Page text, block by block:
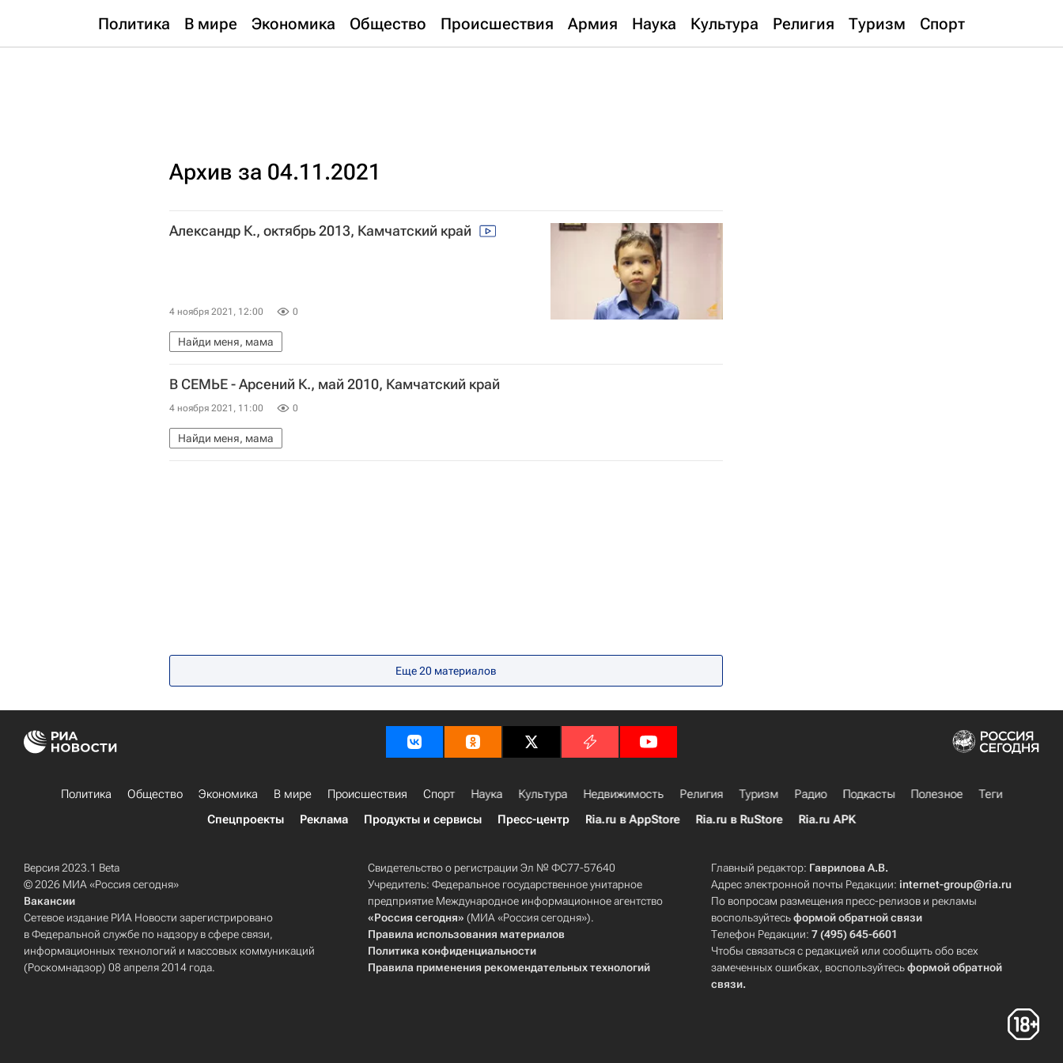
Политика В мире Экономика Общество Происшествия Армия Наука Культура Религия Туризм Спорт
Архив за 04.11.2021
Александр К., октябрь 2013, Камчатский край
4 ноября 2021, 12:00 0
Найди меня, мама
В СЕМЬЕ - Арсений К., май 2010, Камчатский край
4 ноября 2021, 11:00 0
Найди меня, мама
Еще 20 материалов
Политика Общество Экономика В мире Происшествия Спорт Наука Культура Недвижимость Религия Туризм Радио Подкасты Полезное
Теги
Спецпроекты
Реклама Продукты и сервисы Пресс-центр Ria.ru в AppStore Ria.ru в RuStore Ria.ru APK
Версия 2023.1 Beta
© 2026 МИА «Россия сегодня»
Вакансии
Сетевое издание РИА Новости зарегистрировано
в Федеральной службе по надзору в сфере связи,
информационных технологий и массовых коммуникаций
(Роскомнадзор) 08 апреля 2014 года.
Свидетельство о регистрации Эл № ФС77-57640
Учредитель: Федеральное государственное унитарное
предприятие Международное информационное агентство
«Россия сегодня» (МИА «Россия сегодня»).
Правила использования материалов
Политика конфиденциальности
Правила применения рекомендательных технологий
Главный редактор: Гаврилова А.В.
Адрес электронной почты Редакции:internet-group@ria.ru
По вопросам размещения пресс-релизов и рекламы
воспользуйтесьформой обратной связи
Телефон Редакции:7 (495) 645-6601
Чтобы связаться с редакцией или сообщить обо всех
замеченных ошибках, воспользуйтесьформой обратной
связи.